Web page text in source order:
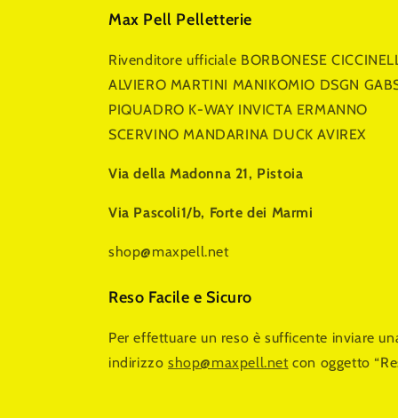
Max Pell Pelletterie
Rivenditore ufficiale BORBONESE
ALVIERO MARTINI MANIKOMIO DSGN
PIQUADRO K-WAY INVICTA ERMANNO
SCERVINO MANDARINA DUCK AVIREX
Via della Madonna 21, Pistoia
Via Pascoli1/b, Forte dei Marmi
shop@maxpell.net
Reso Facile e Sicuro
Per effettuare un reso è sufficente inviare
indirizzo shop@maxpell.net con oggetto